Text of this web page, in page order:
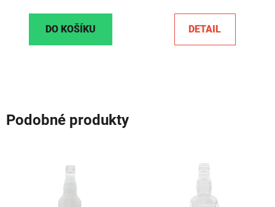
DO KOŠÍKU DETAIL
Podobné produkty